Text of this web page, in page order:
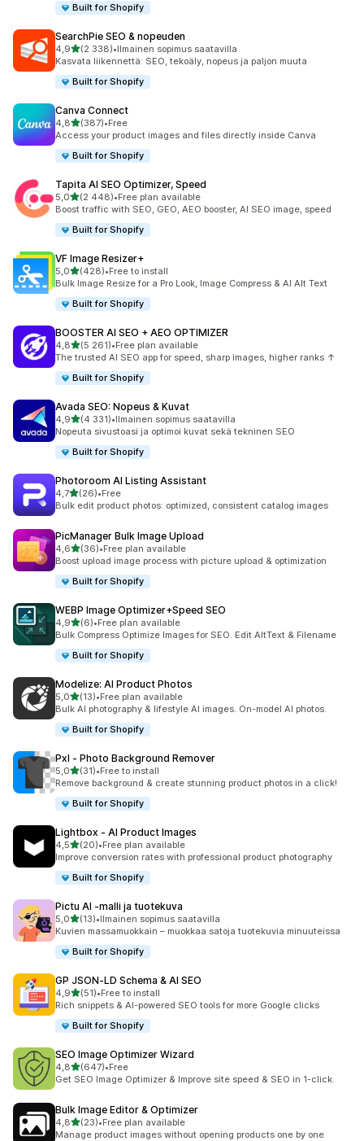
Built for Shopify
SearchPie SEO & nopeuden
4,9/ 5 tähteä
(2 338)
2338 arvostelua yhteensä
•Ilmainen sopimus saatavilla
Kasvata liikennettä: SEO, tekoäly, nopeus ja paljon muuta
Built for Shopify
Canva Connect
4,8/ 5 tähteä
(387)
387 arvostelua yhteensä
•Free
Access your product images and files directly inside Canva
Built for Shopify
Tapita AI SEO Optimizer, Speed
5,0/ 5 tähteä
(2 448)
2448 arvostelua yhteensä
•Free plan available
Boost traffic with SEO, GEO, AEO booster, AI SEO image, speed
Built for Shopify
VF Image Resizer+
5,0/ 5 tähteä
(428)
428 arvostelua yhteensä
•Free to install
Bulk Image Resize for a Pro Look, Image Compress & AI Alt Text
Built for Shopify
BOOSTER AI SEO + AEO OPTIMIZER
4,8/ 5 tähteä
(5 261)
5261 arvostelua yhteensä
•Free plan available
The trusted AI SEO app for speed, sharp images, higher ranks ↑
Built for Shopify
Avada SEO: Nopeus & Kuvat
4,9/ 5 tähteä
(4 331)
4331 arvostelua yhteensä
•Ilmainen sopimus saatavilla
Nopeuta sivustoasi ja optimoi kuvat sekä tekninen SEO
Built for Shopify
Photoroom AI Listing Assistant
4,7/ 5 tähteä
(26)
26 arvostelua yhteensä
•Free
Bulk edit product photos: optimized, consistent catalog images
PicManager Bulk Image Upload
4,6/ 5 tähteä
(36)
36 arvostelua yhteensä
•Free plan available
Boost upload image process with picture upload & optimization
Built for Shopify
WEBP Image Optimizer+Speed SEO
4,9/ 5 tähteä
(6)
6 arvostelua yhteensä
•Free plan available
Bulk Compress Optimize Images for SEO. Edit AltText & Filename
Built for Shopify
Modelize: AI Product Photos
5,0/ 5 tähteä
(13)
13 arvostelua yhteensä
•Free plan available
Bulk AI photography & lifestyle AI images. On-model AI photos.
Built for Shopify
Pxl ‑ Photo Background Remover
5,0/ 5 tähteä
(31)
31 arvostelua yhteensä
•Free to install
Remove background & create stunning product photos in a click!
Built for Shopify
Lightbox ‑ AI Product Images
4,5/ 5 tähteä
(20)
20 arvostelua yhteensä
•Free plan available
Improve conversion rates with professional product photography
Built for Shopify
Pictu AI ‑malli ja tuotekuva
5,0/ 5 tähteä
(13)
13 arvostelua yhteensä
•Ilmainen sopimus saatavilla
Kuvien massamuokkain – muokkaa satoja tuotekuvia minuuteissa
Built for Shopify
GP JSON‑LD Schema & AI SEO
4,9/ 5 tähteä
(51)
51 arvostelua yhteensä
•Free to install
Rich snippets & AI-powered SEO tools for more Google clicks
Built for Shopify
SEO Image Optimizer Wizard
4,8/ 5 tähteä
(647)
647 arvostelua yhteensä
•Free
Get SEO Image Optimizer & Improve site speed & SEO in 1-click.
Bulk Image Editor & Optimizer
4,8/ 5 tähteä
(23)
23 arvostelua yhteensä
•Free plan available
Manage product images without opening products one by one